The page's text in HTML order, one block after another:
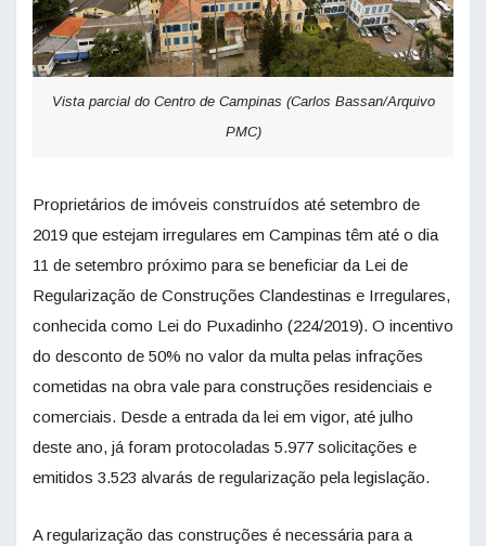
Vista parcial do Centro de Campinas (Carlos Bassan/Arquivo
PMC)
Proprietários de imóveis construídos até setembro de
2019 que estejam irregulares em Campinas têm até o dia
11 de setembro próximo para se beneficiar da Lei de
Regularização de Construções Clandestinas e Irregulares,
conhecida como Lei do Puxadinho (224/2019). O incentivo
do desconto de 50% no valor da multa pelas infrações
cometidas na obra vale para construções residenciais e
comerciais. Desde a entrada da lei em vigor, até julho
deste ano, já foram protocoladas 5.977 solicitações e
emitidos 3.523 alvarás de regularização pela legislação.
A regularização das construções é necessária para a